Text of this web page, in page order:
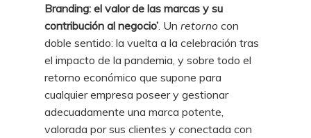
Branding: el valor de las marcas y su
contribución al negocio’ . Un retorno con
doble sentido: la vuelta a la celebración tras
el impacto de la pandemia, y sobre todo el
retorno económico que supone para
cualquier empresa poseer y gestionar
adecuadamente una marca potente,
valorada por sus clientes y conectada con